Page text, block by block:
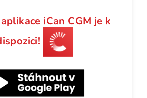
iCan CGM je k